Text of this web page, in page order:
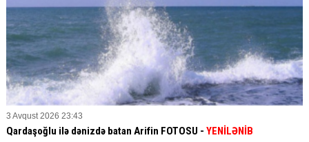
3 Avqust 2026 23:43
Qardaşoğlu ilə dənizdə batan Arifin FOTOSU - YENİLƏNİB